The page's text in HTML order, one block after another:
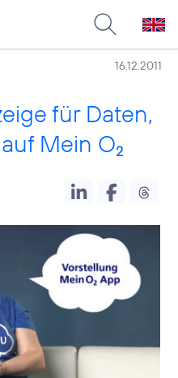
16.12.2011
für Daten,
Mein O2